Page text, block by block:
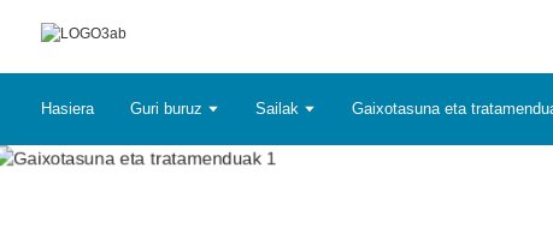
Hasiera Guri buruz Sailak Gaixotasuna eta